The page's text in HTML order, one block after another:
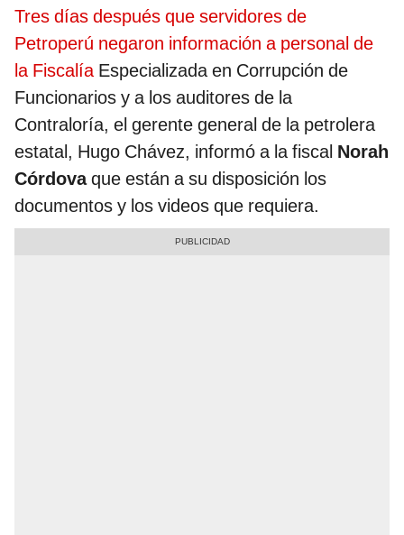
Tres días después que servidores de
Petroperú negaron información a personal de
la FiscalíaEspecializada en Corrupción de
Funcionarios y a los auditores de la
Contraloría, el gerente general de la petrolera
estatal, Hugo Chávez, informó a la fiscal Norah
Córdovaque están a su disposición los
documentos y los videos que requiera.